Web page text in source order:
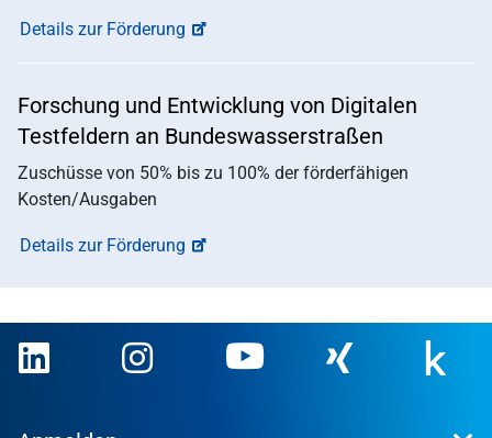
Details zur Förderung
Forschung und Entwicklung von Digitalen
Testfeldern an Bundeswasserstraßen
Zuschüsse von 50% bis zu 100% der förderfähigen
Kosten/Ausgaben
Details zur Förderung